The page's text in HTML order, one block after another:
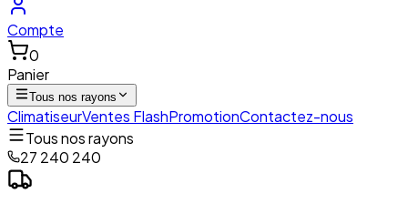
Compte
0
Panier
Tous nos rayons
ClimatiseurVentes FlashPromotionContactez-nous
Tous nos rayons
27 240 240